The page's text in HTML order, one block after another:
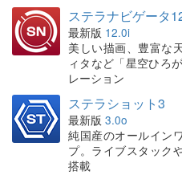
ステラナビゲータ
最新版 12.0i
美しい描画、豊富な
ィタなど「星空ひろ
レーション
ステラショット3
最新版 3.0o
純国産のオールイン
プ。ライブスタック
搭載